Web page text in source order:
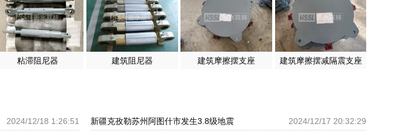
粘滞阻尼器 建筑阻尼器 建筑摩擦摆支座 建筑摩擦摆减隔震支座
2024/12/18 1:26:51 新疆克孜勒苏州阿图什市发生3.8级地震
2024/12/17 20:32:29